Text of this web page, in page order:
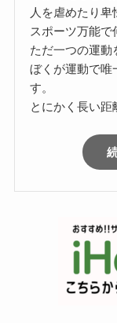
人を虐めたり卑
スポーツ万能で
ただ一つの運動
ぼくが運動で唯
す。
とにかく長い距